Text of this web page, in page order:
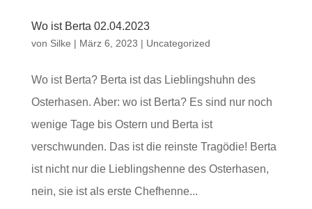
Wo ist Berta 02.04.2023
von Silke | März 6, 2023 | Uncategorized
Wo ist Berta? Berta ist das Lieblingshuhn des
Osterhasen. Aber: wo ist Berta? Es sind nur noch
wenige Tage bis Ostern und Berta ist
verschwunden. Das ist die reinste Tragödie! Berta
ist nicht nur die Lieblingshenne des Osterhasen,
nein, sie ist als erste Chefhenne...